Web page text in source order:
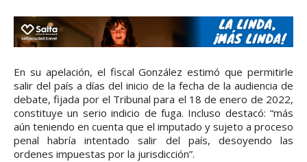
En su apelación, el fiscal González estimó que permitirle
salir del país a días del inicio de la fecha de la audiencia de
debate, fijada por el Tribunal para el 18 de enero de 2022,
constituye un serio indicio de fuga. Incluso destacó: “más
aún teniendo en cuenta que el imputado y sujeto a proceso
penal habría intentado salir del país, desoyendo las
ordenes impuestas por la jurisdicción”.